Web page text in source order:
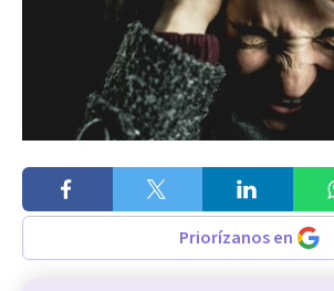
Priorízanos en